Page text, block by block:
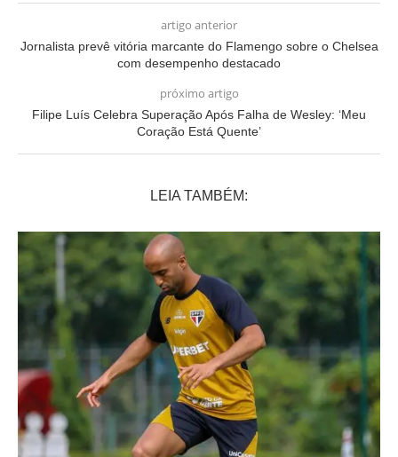
artigo anterior
Jornalista prevê vitória marcante do Flamengo sobre o Chelsea
com desempenho destacado
próximo artigo
Filipe Luís Celebra Superação Após Falha de Wesley: ‘Meu
Coração Está Quente’
LEIA TAMBÉM: